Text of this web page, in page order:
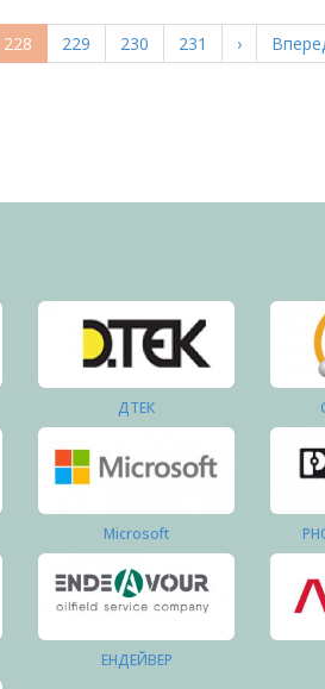
Поточна
сторінка
228 Page
229 Page
230 Page
231
Наступна
сторінка
›
ДТЕК
Microsoft
ЕНДЕЙВЕР